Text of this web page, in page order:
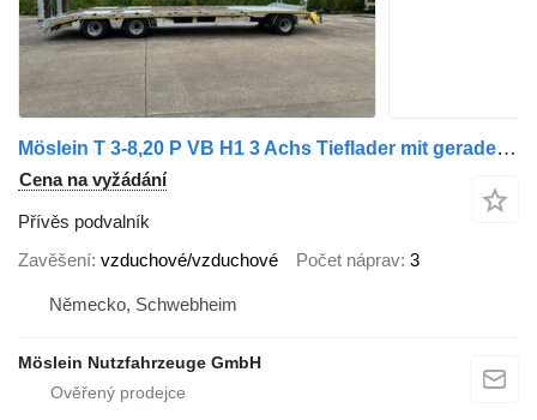
Möslein T 3-8,20 P VB H1 3 Achs Tieflader mit gerader Ladefläche 8,20 m
Cena na vyžádání
Přívěs podvalník
Zavěšení vzduchové/vzduchové Počet náprav 3
Německo, Schwebheim
Möslein Nutzfahrzeuge GmbH